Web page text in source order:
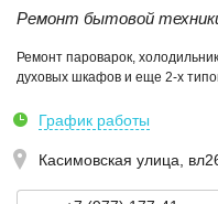
Ремонт бытовой
Ремонт пароварок,
духовых шкафов и еще 2-х
График работы
Касимовская улица,